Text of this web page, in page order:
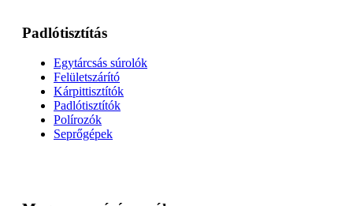
Padlótisztítás
Egytárcsás súrolók
Felületszárító
Kárpittisztítók
Padlótisztítók
Polírozók
Seprőgépek